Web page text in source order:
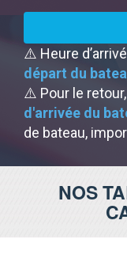
⚠️ Heure
départ du
⚠️ Pour le
d'arrivée du
de bateau,
NOS